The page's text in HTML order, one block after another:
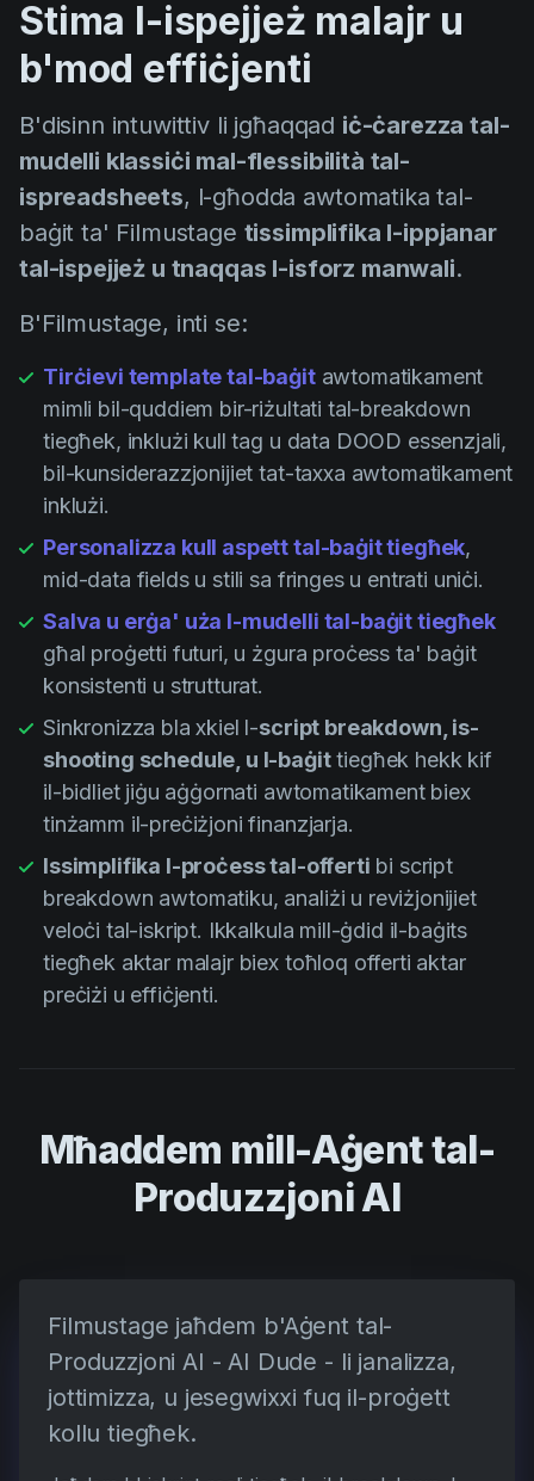
Stima l-ispejjeż malajr u
b'mod effiċjenti
B'disinn intuwittiv li jgħaqqad iċ-ċarezza tal-
mudelli klassiċi mal-flessibilità tal-
ispreadsheets, l-għodda awtomatika tal-
baġit ta' Filmustage tissimplifika l-ippjanar
tal-ispejjeż u tnaqqas l-isforz manwali.
B'Filmustage, inti se:
Tirċievi template tal-baġitawtomatikament
mimli bil-quddiem bir-riżultati tal-breakdown
tiegħek, inklużi kull tag u data DOOD essenzjali,
bil-kunsiderazzjonijiet tat-taxxa awtomatikament
inklużi.
Personalizza kull aspett tal-baġit tiegħek,
mid-data fields u stili sa fringes u entrati uniċi.
Salva u erġa' uża l-mudelli tal-baġit tiegħek
għal proġetti futuri, u żgura proċess ta' baġit
konsistenti u strutturat.
Sinkronizza bla xkiel l-script breakdown, is-
shooting schedule, u l-baġittiegħek hekk kif
il-bidliet jiġu aġġornati awtomatikament biex
tinżamm il-preċiżjoni finanzjarja.
Issimplifika l-proċess tal-offerti bi script
breakdown awtomatiku, analiżi u reviżjonijiet
veloċi tal-iskript. Ikkalkula mill-ġdid il-baġits
tiegħek aktar malajr biex toħloq offerti aktar
preċiżi u effiċjenti.
Mħaddem mill-Aġent tal-
Produzzjoni AI
Filmustage jaħdem b'Aġent tal-
Produzzjoni AI - AI Dude - li janalizza,
jottimizza, u jesegwixxi fuq il-proġett
kollu tiegħek.